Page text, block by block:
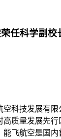
任科学副校
科技发展有限
质量发展先行
飞航空是国